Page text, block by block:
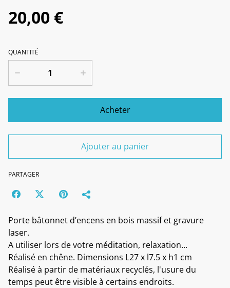
20,00 €
QUANTITÉ
Acheter
Ajouter au panier
PARTAGER
Porte bâtonnet d’encens en bois massif et gravure
laser.
A utiliser lors de votre méditation, relaxation...
Réalisé en chêne. Dimensions L27 x l7.5 x h1 cm
Réalisé à partir de matériaux recyclés, l'usure du
temps peut être visible à certains endroits.